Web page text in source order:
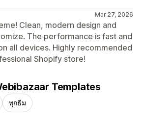
Mar 27, 2026
Clean, modern design and
The performance is fast and
all devices. Highly recommended
Shopify store!
Templates
ทุกธีม